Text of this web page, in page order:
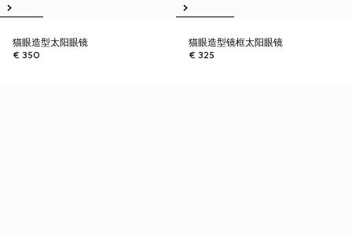
猫眼造型太阳眼镜
€ 350
猫眼造型镜框太阳眼镜
€ 325